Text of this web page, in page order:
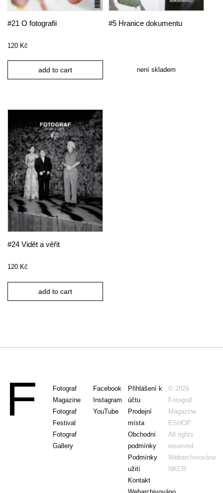
#21 O fotografii
120 Kč
add to cart
#5 Hranice dokumentu
není skladem
#24 Vidět a věřit
120 Kč
add to cart
Fotograf
Magazine
Fotograf
Festival
Fotograf
Gallery
Facebook
Instagram
YouTube
Přihlášení k
účtu
Prodejní
místa
Obchodní
podmínky
Podmínky
užití
Kontakt
© 2026
Fotograf
Magazine
ESHOP
All rights
reserved
Webarchivováno
NKCR